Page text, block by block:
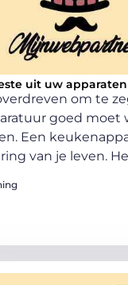
uit uw apparaten
om te
goed moet
Een
van je leven.